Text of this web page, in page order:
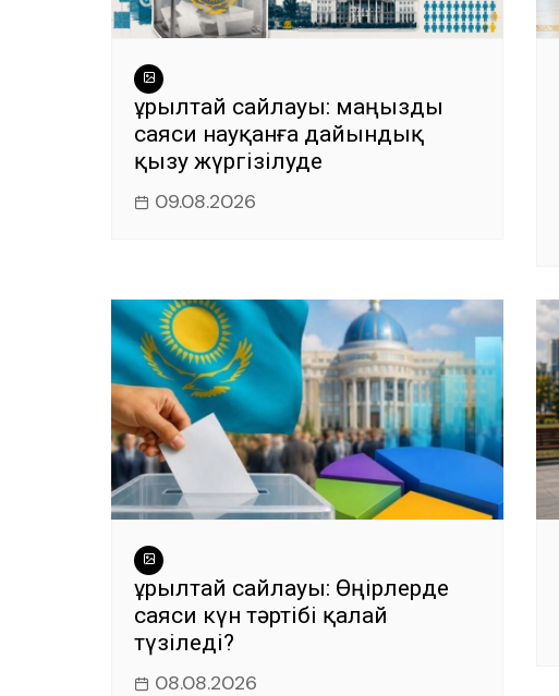
Құрылтай сайлауы: маңызды
саяси науқанға дайындық
қызу жүргізілуде
09.08.2026
Құрылтай сайлауы: Өңірлерде
саяси күн тәртібі қалай
түзіледі?
08.08.2026